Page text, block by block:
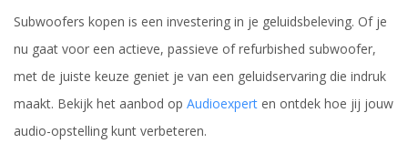
Subwoofers kopen is een investering in je geluidsbeleving. Of je
nu gaat voor een actieve, passieve of refurbished subwoofer,
met de juiste keuze geniet je van een geluidservaring die indruk
maakt. Bekijk het aanbod op Audioexpert en ontdek hoe jij jouw
audio-opstelling kunt verbeteren.